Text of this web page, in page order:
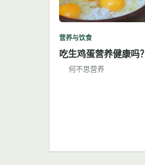
营养与饮食
吃生鸡蛋营养健康吗？
何不思营养